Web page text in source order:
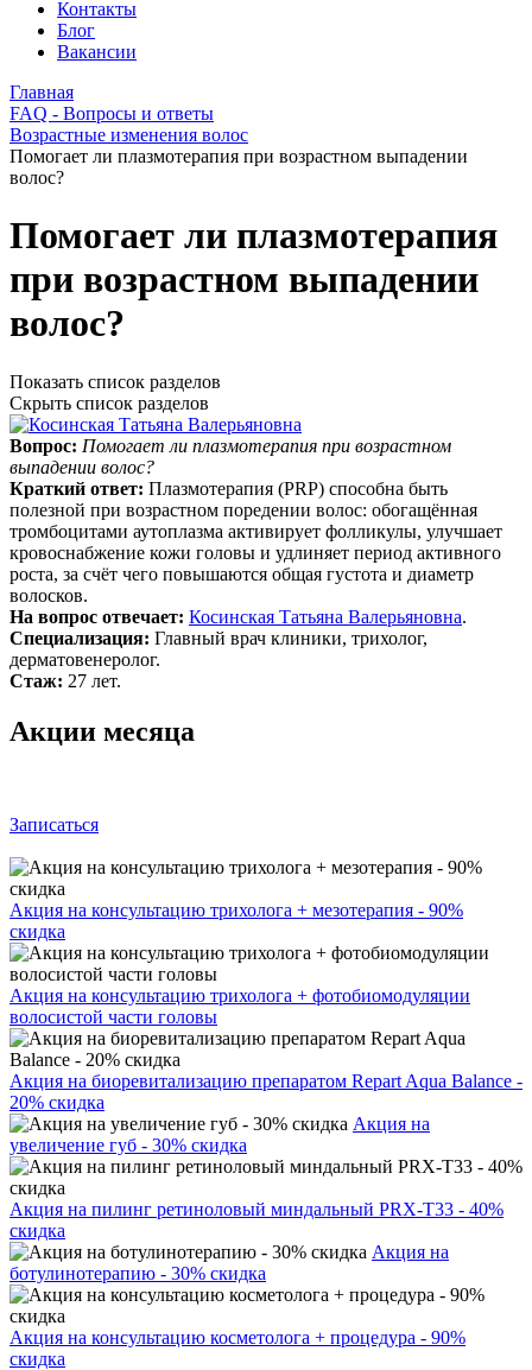
Контакты
Блог
Вакансии
Главная
FAQ - Вопросы и ответы
Возрастные изменения волос
Помогает ли плазмотерапия при возрастном выпадении
волос?
Помогает ли плазмотерапия
при возрастном выпадении
волос?
Показать список разделов
Скрыть список разделов
Вопрос: Помогает ли плазмотерапия при возрастном
выпадении волос?
Краткий ответ: Плазмотерапия (PRP) способна быть
полезной при возрастном поредении волос: обогащённая
тромбоцитами аутоплазма активирует фолликулы, улучшает
кровоснабжение кожи головы и удлиняет период активного
роста, за счёт чего повышаются общая густота и диаметр
волосков.
На вопрос отвечает: Косинская Татьяна Валерьяновна.
Специализация: Главный врач клиники, трихолог,
дерматовенеролог.
Стаж: 27 лет.
Акции месяца
Записаться
Акция на консультацию трихолога + мезотерапия - 90%
скидка
Акция на консультацию трихолога + фотобиомодуляции
волосистой части головы
Акция на биоревитализацию препаратом Repart Aqua Balance -
20% скидка
Акция на
увеличение губ - 30% скидка
Акция на пилинг ретиноловый миндальный PRX-T33 - 40%
скидка
Акция на
ботулинотерапию - 30% скидка
Акция на консультацию косметолога + процедура - 90%
скидка